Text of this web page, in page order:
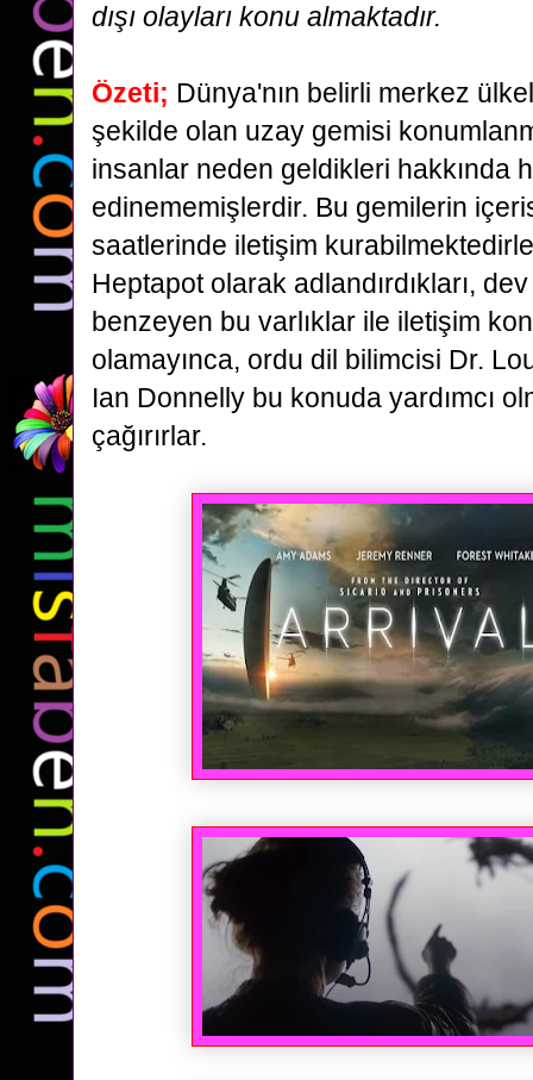
dışı olayları konu almaktadır.
Özeti; Dünya'nın belirli merkez
şekilde olan uzay gemisi
insanlar neden geldikleri hakkında
edinememişlerdir. Bu gemilerin
saatlerinde iletişim
Heptapot olarak adlandırdıkları,
benzeyen bu varlıklar ile iletişim
olamayınca, ordu dil bilimcisi Dr.
Ian Donnelly bu konuda yardımcı
çağırırlar.